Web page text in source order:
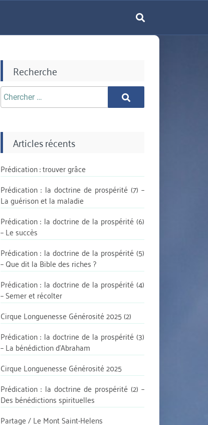
Recherche
Chercher
aprè:
Chercher
Articles récents
Prédication : trouver grâce
Prédication : la doctrine de prospérité (7) –
La guérison et la maladie
Prédication : la doctrine de la prospérité (6)
– Le succès
Prédication : la doctrine de la prospérité (5)
– Que dit la Bible des riches ?
Prédication : la doctrine de la prospérité (4)
– Semer et récolter
Cirque Longuenesse Générosité 2025 (2)
Prédication : la doctrine de la prospérité (3)
– La bénédiction d’Abraham
Cirque Longuenesse Générosité 2025
Prédication : la doctrine de prospérité (2) –
Des bénédictions spirituelles
Partage / Le Mont Saint-Helens